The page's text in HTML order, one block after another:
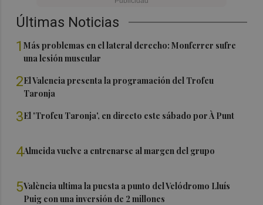
Últimas Noticias
1Más problemas en el lateral derecho: Monferrer sufre
una lesión muscular
2El Valencia presenta la programación del Trofeu
Taronja
3El 'Trofeu Taronja', en directo este sábado por À Punt
4Almeida vuelve a entrenarse al margen del grupo
5València ultima la puesta a punto del Velódromo Lluís
Puig con una inversión de 2 millones